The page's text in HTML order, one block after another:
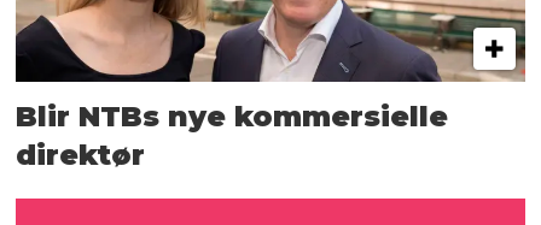
Blir NTBs nye kommersielle
direktør